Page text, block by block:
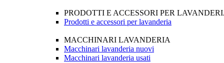
PRODOTTI E ACCESSORI PER
Prodotti e accessori per lavanderia
MACCHINARI LAVANDERIA
Macchinari lavanderia nuovi
Macchinari lavanderia usati